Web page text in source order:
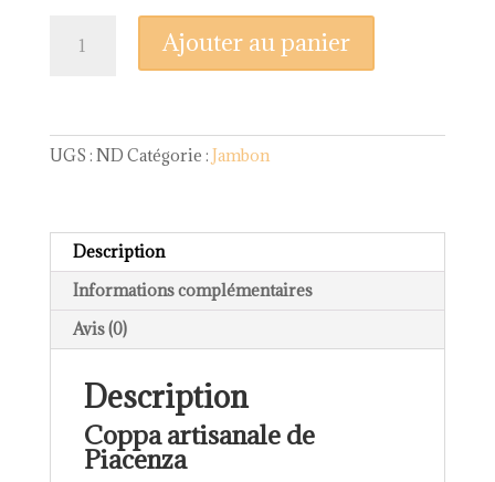
Ajouter au panier
UGS : ND Catégorie : Jambon
Description
Informations complémentaires
Avis (0)
Description
Coppa artisanale de
Piacenza